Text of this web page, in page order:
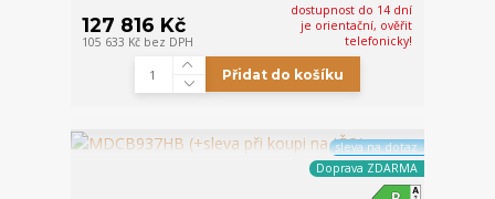
127 816 Kč
105 633 Kč bez DPH
dostupnost do 14 dní
je orientační, ověřit
telefonicky!
Přidat do košíku
sleva na dotaz
Doprava ZDARMA